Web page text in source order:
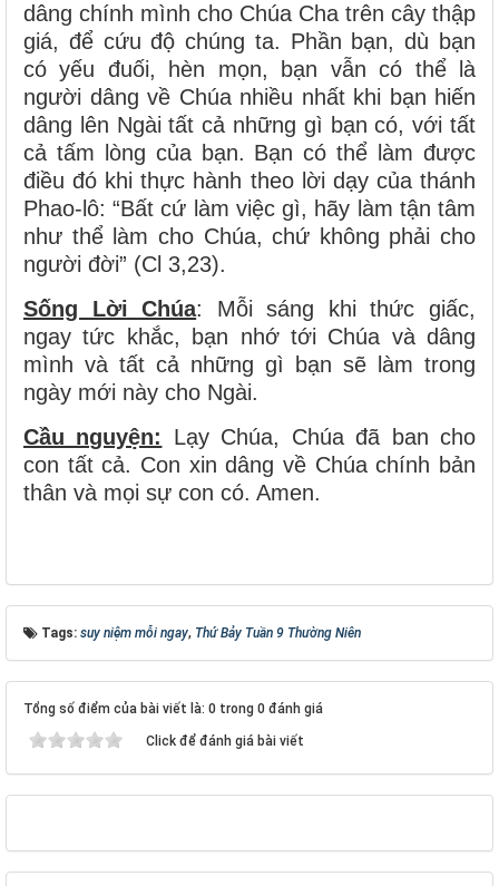
dâng chính mình cho Chúa Cha trên cây thập
giá, để cứu độ chúng ta. Phần bạn, dù bạn
có yếu đuối, hèn mọn, bạn vẫn có thể là
người dâng về Chúa nhiều nhất khi bạn hiến
dâng lên Ngài tất cả những gì bạn có, với tất
cả tấm lòng của bạn. Bạn có thể làm được
điều đó khi thực hành theo lời dạy của thánh
Phao-lô: “Bất cứ làm việc gì, hãy làm tận tâm
như thể làm cho Chúa, chứ không phải cho
người đời” (Cl 3,23).
Sống Lời Chúa: Mỗi sáng khi thức giấc,
ngay tức khắc, bạn nhớ tới Chúa và dâng
mình và tất cả những gì bạn sẽ làm trong
ngày mới này cho Ngài.
Cầu nguyện:
Lạy Chúa, Chúa đã ban cho
con tất cả. Con xin dâng về Chúa chính bản
thân và mọi sự con có. Amen.
Tags: suy niệm mỗi ngay, Thứ Bảy Tuần 9 Thường Niên
Tổng số điểm của bài viết là: 0 trong 0 đánh giá
Click để đánh giá bài viết